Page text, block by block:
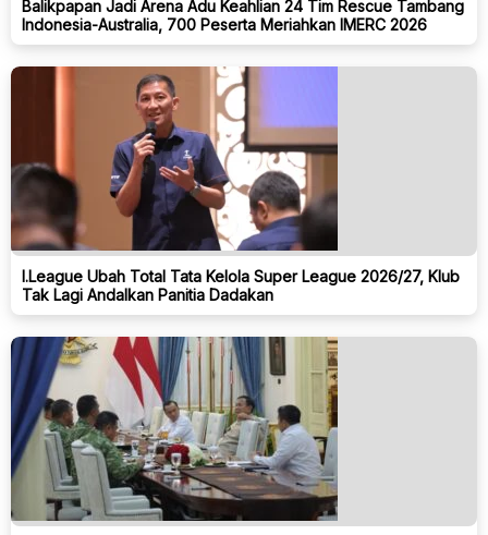
Balikpapan Jadi Arena Adu Keahlian 24 Tim Rescue Tambang
Indonesia-Australia, 700 Peserta Meriahkan IMERC 2026
I.League Ubah Total Tata Kelola Super League 2026/27, Klub
Tak Lagi Andalkan Panitia Dadakan